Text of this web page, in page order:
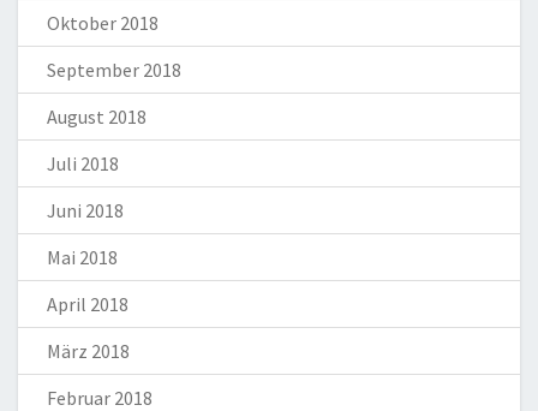
Oktober 2018
September 2018
August 2018
Juli 2018
Juni 2018
Mai 2018
April 2018
März 2018
Februar 2018